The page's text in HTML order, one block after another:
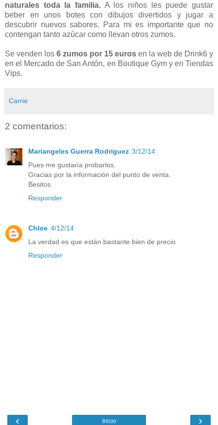
naturales toda la familia. A los niños les puede gustar
beber en unos botes con dibujos divertidos y jugar a
descubrir nuevos sabores. Para mi es importante que no
contengan tanto azúcar como llevan otros zumos.
Se venden los 6 zumos por 15 euros en la web de Drink6 y
en el Mercado de San Antón, en Boutique Gym y en Tiendas
Vips.
Carrie
2 comentarios:
Mariangeles Guerra Rodriguez 3/12/14
Pues me gustaría probarlos.
Gracias por la información del punto de venta.
Besitos
Responder
Chloe 4/12/14
La verdad es que están bastante bien de precio
Responder
‹ ›
Inicio